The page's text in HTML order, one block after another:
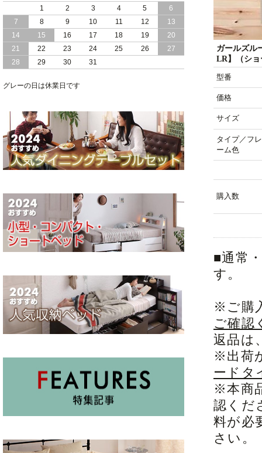
ガールズル
LR】（シ
型番
価格
サイズ
タイプ／フレ
ーム色
購入数
■通常
す。
※ご購
ご確認
返品は
※出荷
ードタ
※本商
認くだ
料が必
さい。
製 ヘッドボードなし
2024/02/23
畳 の 床面 で 敷き布団 で 寝られる 引き
出し 収納庫 付 大容量 チェスト ベッド
日本製
し 収納庫 付き チェスト ベッド 日本製
1
2 3 4 5
6
7
8 9 10 11 12
13
14
15 16 17 18 19
20
21
22 23 24 25 26
27
28
29 30 31
グレーの日は休業日です